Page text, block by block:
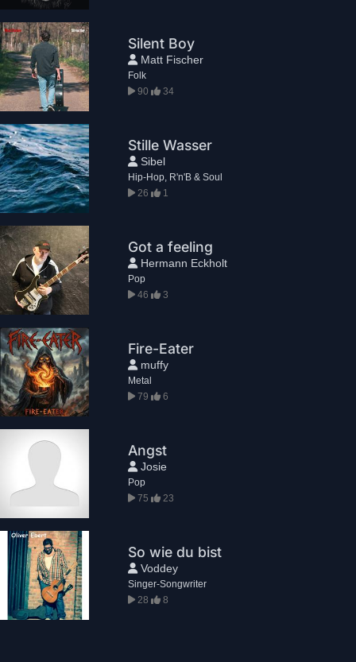
Silent Boy
Matt Fischer
Folk
90
34
Stille Wasser
Sibel
Hip-Hop, R'n'B & Soul
26
1
Got a feeling
Hermann Eckholt
Pop
46
3
Fire-Eater
muffy
Metal
79
6
Angst
Josie
Pop
75
23
So wie du bist
Voddey
Singer-Songwriter
28
8